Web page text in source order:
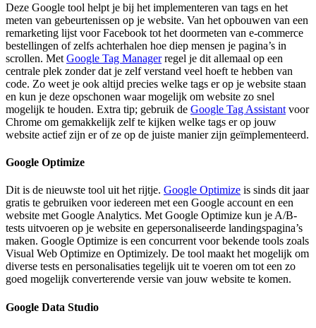
Deze Google tool helpt je bij het implementeren van tags en het
meten van gebeurtenissen op je website. Van het opbouwen van een
remarketing lijst voor Facebook tot het doormeten van e-commerce
bestellingen of zelfs achterhalen hoe diep mensen je pagina’s in
scrollen. Met Google Tag Managerregel je dit allemaal op een
centrale plek zonder dat je zelf verstand veel hoeft te hebben van
code. Zo weet je ook altijd precies welke tags er op je website staan
en kun je deze opschonen waar mogelijk om website zo snel
mogelijk te houden. Extra tip; gebruik de Google Tag Assistant voor
Chrome om gemakkelijk zelf te kijken welke tags er op jouw
website actief zijn er of ze op de juiste manier zijn geïmplementeerd.
Google Optimize
Dit is de nieuwste tool uit het rijtje. Google Optimize is sinds dit jaar
gratis te gebruiken voor iedereen met een Google account en een
website met Google Analytics. Met Google Optimize kun je A/B-
tests uitvoeren op je website en gepersonaliseerde landingspagina’s
maken. Google Optimize is een concurrent voor bekende tools zoals
Visual Web Optimize en Optimizely. De tool maakt het mogelijk om
diverse tests en personalisaties tegelijk uit te voeren om tot een zo
goed mogelijk converterende versie van jouw website te komen.
Google Data Studio